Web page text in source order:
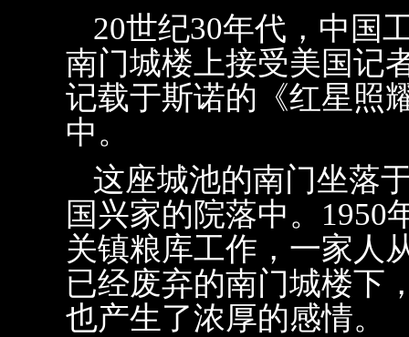
20世纪30年代，中国
南门城楼上接受美国记
记载于斯诺的《红星照
中。
这座城池的南门坐落
国兴家的院落中。1950
关镇粮库工作，一家人
已经废弃的南门城楼下
也产生了浓厚的感情。